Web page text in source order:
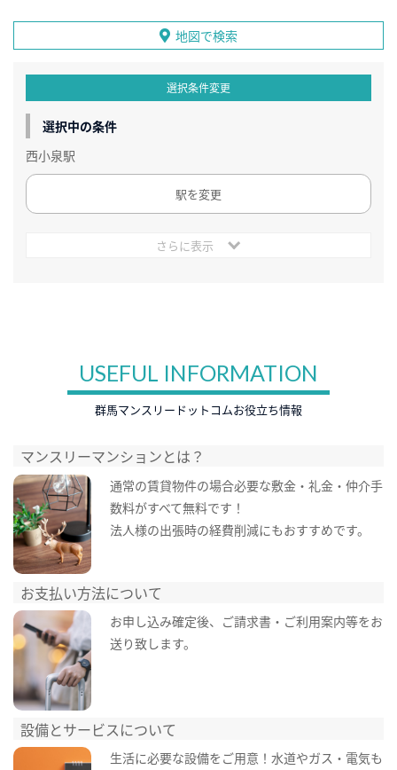
地図で検索
選択条件変更
選択中の条件
西小泉駅
駅を変更
さらに表示
USEFUL INFORMATION
群馬マンスリードットコムお役立ち情報
マンスリーマンションとは？
通常の賃貸物件の場合必要な敷金・礼金・仲介手
数料がすべて無料です！
法人様の出張時の経費削減にもおすすめです。
お支払い方法について
お申し込み確定後、ご請求書・ご利用案内等をお
送り致します。
設備とサービスについて
生活に必要な設備をご用意！水道やガス・電気も